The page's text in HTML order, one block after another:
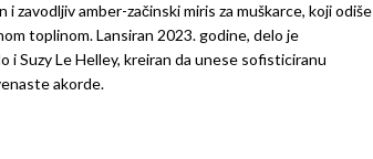
i zavodljiv amber-začinski miris za muškarce, koji odiše
toplinom. Lansiran 2023. godine, delo je
Suzy Le Helley, kreiran da unese sofisticiranu
akorde.